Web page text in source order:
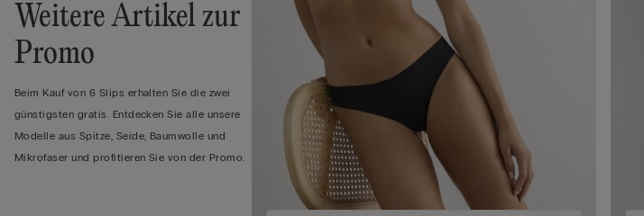
Weitere Artikel zur
Promo
Beim Kauf von 6 Slips erhalten Sie die zwei
günstigsten gratis. Entdecken Sie alle unsere
Modelle aus Spitze, Seide, Baumwolle und
Mikrofaser und profitieren Sie von der Promo.